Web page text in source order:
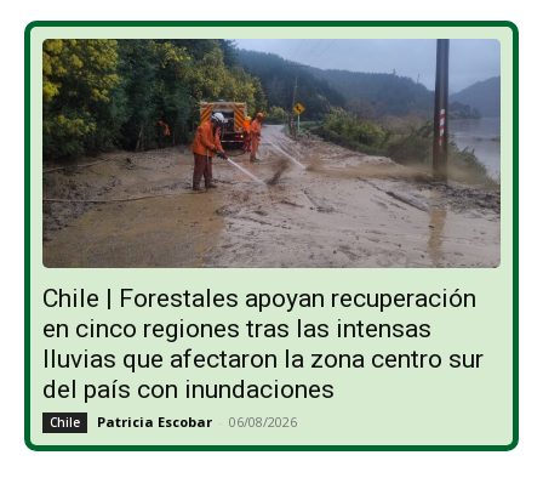
Chile | Forestales apoyan recuperación
en cinco regiones tras las intensas
lluvias que afectaron la zona centro sur
del país con inundaciones
Chile Patricia Escobar - 06/08/2026